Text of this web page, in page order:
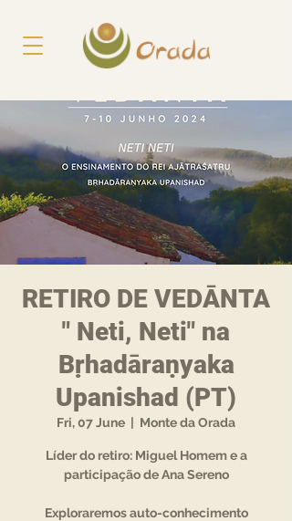
RETIRO DE VEDĀNTA
" Neti, Neti" na
Bṛhadāraṇyaka
Upanishad (PT)
Fri, 07 June Monte da Orada
Líder do retiro: Miguel Homem e a
participação de Ana Sereno
Exploraremos auto-conhecimento